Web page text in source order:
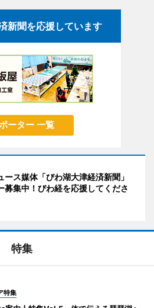
新聞を応援しています
ーター 一覧
ース媒体「びわ湖大津経済新聞」
募集中！びわ経を応援してくださ
特集
特集